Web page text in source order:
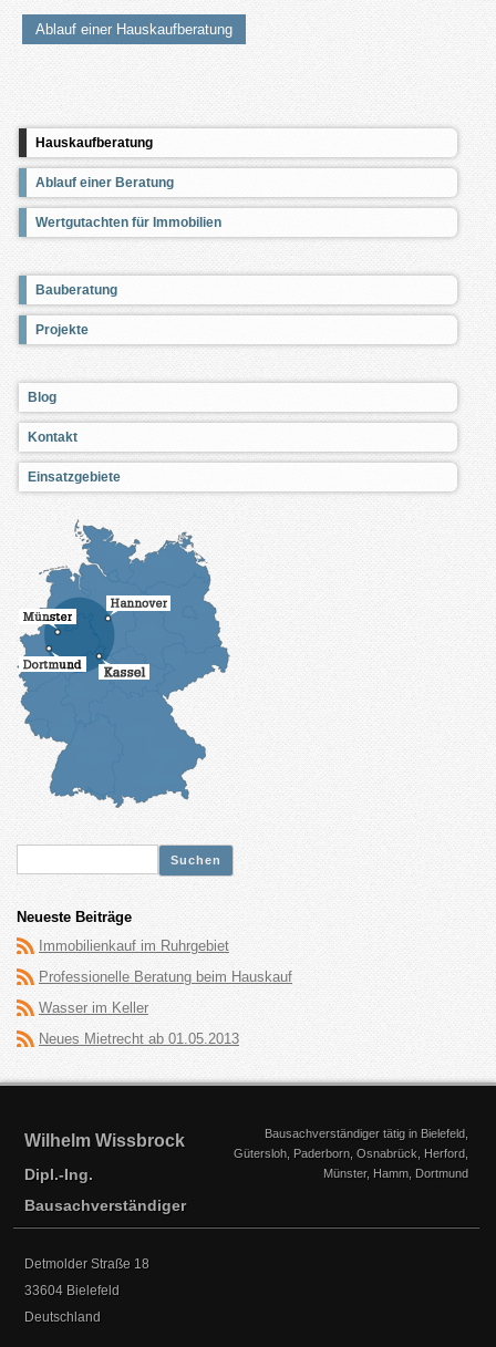
Ablauf einer Hauskaufberatung
Hauskaufberatung
Ablauf einer Beratung
Wertgutachten für Immobilien
Bauberatung
Projekte
Blog
Kontakt
Einsatzgebiete
nach:
Neueste Beiträge
Immobilienkauf im Ruhrgebiet
Professionelle Beratung beim Hauskauf
Wasser im Keller
Neues Mietrecht ab 01.05.2013
Bausachverständiger tätig in Bielefeld,
Gütersloh, Paderborn, Osnabrück, Herford,
Münster, Hamm, Dortmund
Wilhelm Wissbrock
Dipl.-Ing.
Bausachverständiger
Detmolder Straße 18
33604 Bielefeld
Deutschland